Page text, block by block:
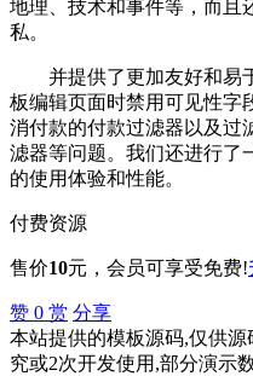
地理、技术和事件等，而且
私。
并提供了更加友好和易
板编辑页面时禁用可见性字
消付款的付款过滤器以及过
滤器等问题。我们还进行了
的使用体验和性能。
付费资源
售价10元 ，会员可享受免费!
赞 0 赏 分享
本站提供的模板源码,仅供
究或2次开发使用,部分演示